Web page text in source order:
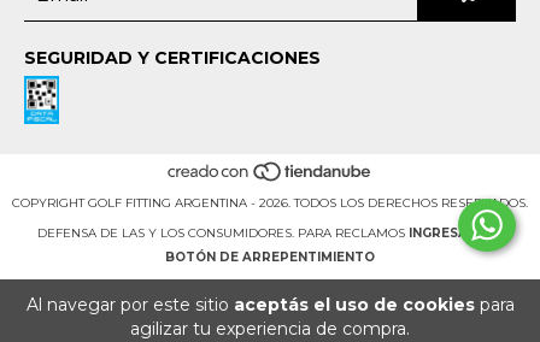
Al navegar por este sitio aceptás el uso de cookiespara
agilizar tu experiencia de compra.
SEGURIDAD Y CERTIFICACIONES
COPYRIGHT GOLF FITTING ARGENTINA - 2026. TODOS LOS DERECHOS RESERVADOS.
DEFENSA DE LAS Y LOS CONSUMIDORES. PARA RECLAMOS
INGRESÁ ACÁ.
BOTÓN DE ARREPENTIMIENTO